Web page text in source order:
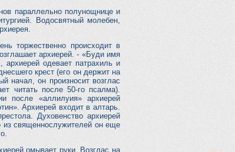
параллельно полунощнице и
Водосвятный молебен,
торжественно происходит в
архиерей. - «Буди имя
одевает патрахиль и
крест (его он держит на
начал, он произносит возглас
читать после 50-го псалма).
после «аллилуия» архиерей
Архиерей входит в алтарь.
Духовенство архиерей
из священнослужителей он еще
омывает руки. Возглас на